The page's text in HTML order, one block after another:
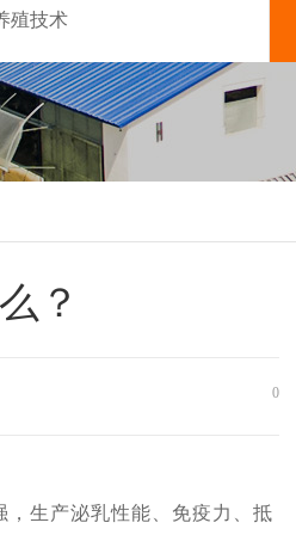
殖技术
？
0
生产泌乳性能、免疫力、抵